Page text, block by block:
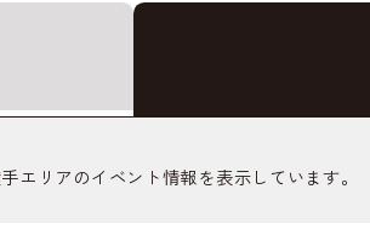
エリアのイベント情報を表示しています。